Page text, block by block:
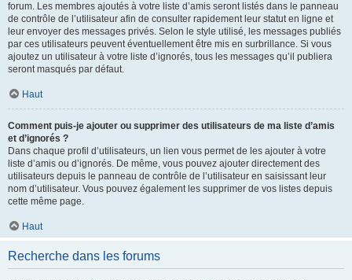
forum. Les membres ajoutés à votre liste d’amis seront listés dans le panneau
de contrôle de l’utilisateur afin de consulter rapidement leur statut en ligne et
leur envoyer des messages privés. Selon le style utilisé, les messages publiés
par ces utilisateurs peuvent éventuellement être mis en surbrillance. Si vous
ajoutez un utilisateur à votre liste d’ignorés, tous les messages qu’il publiera
seront masqués par défaut.
Haut
Comment puis-je ajouter ou supprimer des utilisateurs de ma liste d’amis
et d’ignorés ?
Dans chaque profil d’utilisateurs, un lien vous permet de les ajouter à votre
liste d’amis ou d’ignorés. De même, vous pouvez ajouter directement des
utilisateurs depuis le panneau de contrôle de l’utilisateur en saisissant leur
nom d’utilisateur. Vous pouvez également les supprimer de vos listes depuis
cette même page.
Haut
Recherche dans les forums